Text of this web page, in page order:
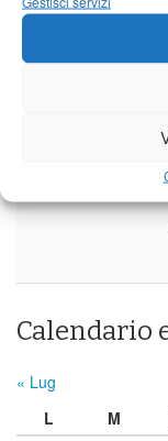
Calendario
« Lug
L
M